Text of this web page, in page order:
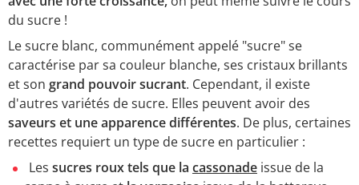
du sucre !
Le sucre blanc, communément appelé "sucre" se
caractérise par sa couleur blanche, ses cristaux brillants
et son grand pouvoir sucrant. Cependant, il existe
d'autres variétés de sucre. Elles peuvent avoir des
saveurs et une apparence différentes. De plus, certaines
recettes requiert un type de sucre en particulier :
Les sucres roux tels que la cassonade issue de la